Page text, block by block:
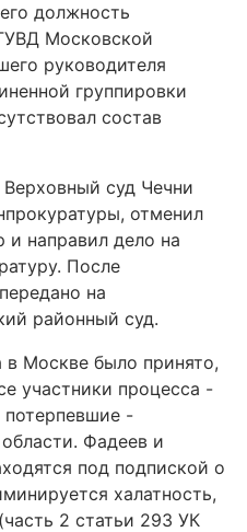
должность
Московской
руководителя
группировки
состав
суд Чечни
отменил
и направил дело на
После
на
районный суд.
Москве было принято,
участники процесса -
-
Фадеев и
под подпиской о
халатность,
2 статьи 293 УК